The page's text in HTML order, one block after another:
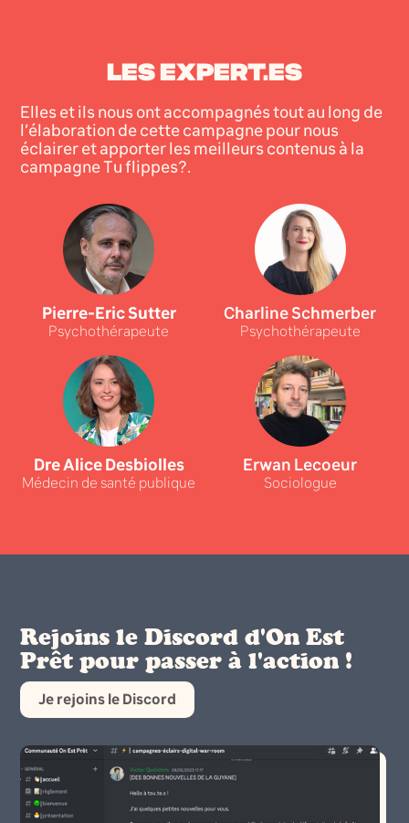
LES EXPERT.ES
Elles et ils nous ont accompagnés tout au long de
l’élaboration de cette campagne pour nous
éclairer et apporter les meilleurs contenus à la
campagne Tu flippes?.
Pierre-Eric Sutter
Psychothérapeute
Charline Schmerber
Psychothérapeute
Dre Alice Desbiolles
Médecin de santé publique
Erwan Lecoeur
Sociologue
Rejoins le Discord d'On Est
Prêt pour passer à l'action !
Je rejoins le Discord